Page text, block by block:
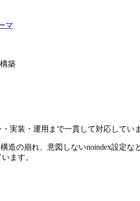
マ
築
実装・運用まで一貫して対応してい
の崩れ、意図しないnoindex設定な
ます。